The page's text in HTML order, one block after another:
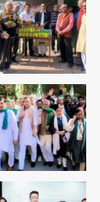
होगी दिल्ली
में मॉक आॅपरेशन
बनकर 3 लाख